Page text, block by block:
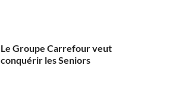
Le Groupe Carrefour veut
conquérir les Seniors